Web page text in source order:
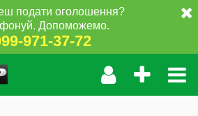
подати оголошення?
Допоможемо.
971-37-72